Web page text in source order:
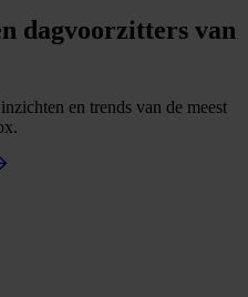
dagvoorzitters van
en trends van de meest